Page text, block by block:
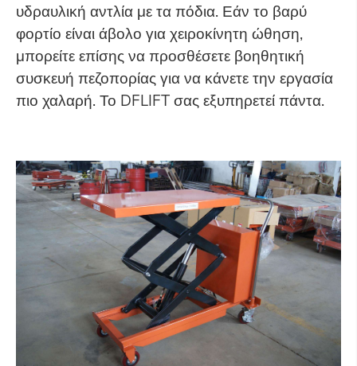
υδραυλική αντλία με τα πόδια. Εάν το βαρύ
φορτίο είναι άβολο για χειροκίνητη ώθηση,
μπορείτε επίσης να προσθέσετε βοηθητική
συσκευή πεζοπορίας για να κάνετε την εργασία
πιο χαλαρή. Το DFLIFT σας εξυπηρετεί πάντα.